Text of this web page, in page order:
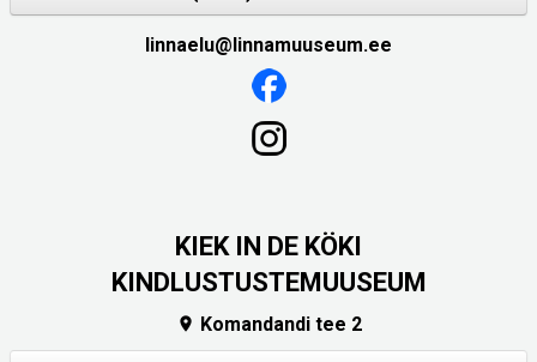
linnaelu@linnamuuseum.ee
KIEK IN DE KÖKI
KINDLUSTUSTEMUUSEUM
 Komandandi tee 2